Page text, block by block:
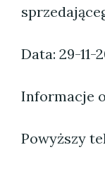
Data: 29-11-
Informacje
Powyższy